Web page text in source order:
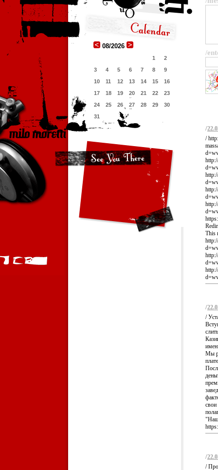
08/2026
1
2
3
4 5 6 7 8
9
10
11 12 13 14 15
16
17
18 19 20 21 22
23
24
25 26 27 28 29
30
31
/
/
/
This
/
/
Мы
свои
"Наш
/
/